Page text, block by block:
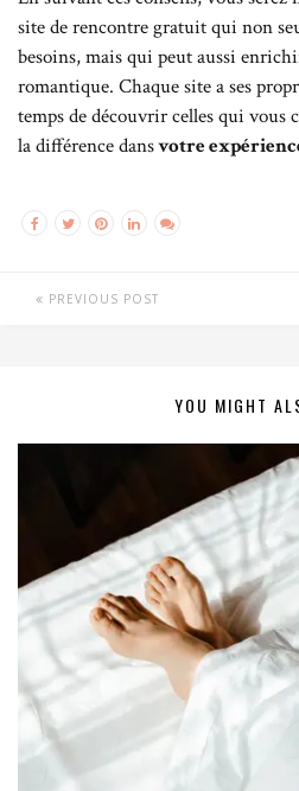
site de rencontre gratuit qui non
besoins, mais qui peut aussi
romantique. Chaque site a ses
temps de découvrir celles qui
la différence dansvotre
PREVIOUS POST
YOU MIGHT